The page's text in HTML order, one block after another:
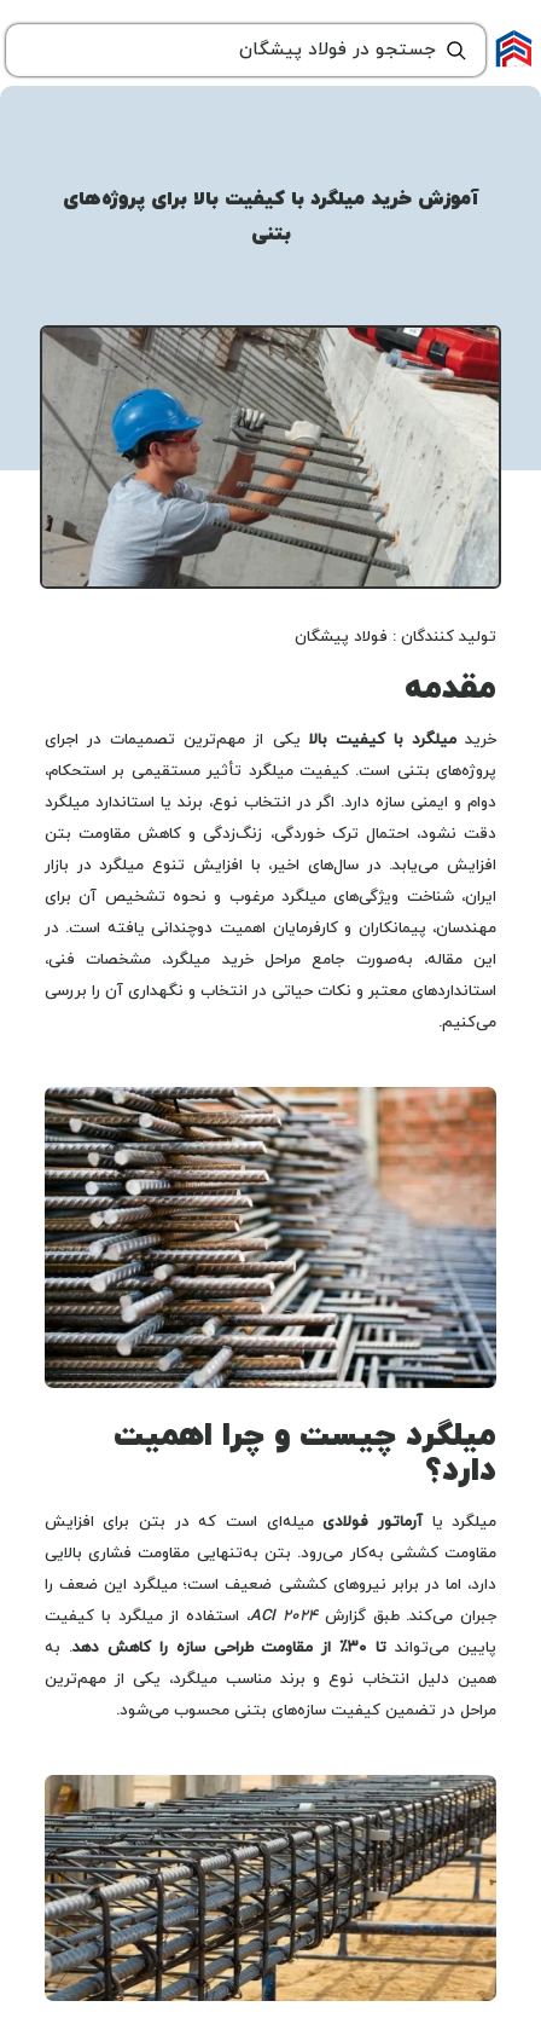
آموزش خرید میلگرد با کیفیت بالا برای پروژه‌های
بتنی
تولید کنندگان : فولاد پیشگان
مقدمه
خرید میلگرد با کیفیت بالا یکی از مهم‌ترین تصمیمات در اجرای
پروژه‌های بتنی است. کیفیت میلگرد تأثیر مستقیمی بر استحکام،
دوام و ایمنی سازه دارد. اگر در انتخاب نوع، برند یا استاندارد میلگرد
دقت نشود، احتمال ترک خوردگی، زنگ‌زدگی و کاهش مقاومت بتن
افزایش می‌یابد. در سال‌های اخیر، با افزایش تنوع میلگرد در بازار
ایران، شناخت ویژگی‌های میلگرد مرغوب و نحوه تشخیص آن برای
مهندسان، پیمانکاران و کارفرمایان اهمیت دوچندانی یافته است. در
این مقاله، به‌صورت جامع مراحل خرید میلگرد، مشخصات فنی،
استانداردهای معتبر و نکات حیاتی در انتخاب و نگهداری آن را بررسی
می‌کنیم.
میلگرد چیست و چرا اهمیت
دارد؟
میلگرد یاآرماتور فولادیمیله‌ای است که در بتن برای افزایش
مقاومت کششی به‌کار می‌رود. بتن به‌تنهایی مقاومت فشاری بالایی
دارد، اما در برابر نیروهای کششی ضعیف است؛ میلگرد این ضعف را
جبران می‌کند. طبق گزارشACI 2024، استفاده از میلگرد با کیفیت
پایین می‌تواند تا ۳۰٪ از مقاومت طراحی سازه را کاهش دهد
. به
همین دلیل انتخاب نوع و برند مناسب میلگرد، یکی از مهم‌ترین
مراحل در تضمین کیفیت سازه‌های بتنی محسوب می‌شود.